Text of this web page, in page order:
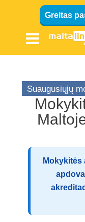
pagrindinį
Greitas
Suaugusiųjų
Įrenginiai
Tautybių mišinys
Mokyti anglų kalbos
Mokykitės